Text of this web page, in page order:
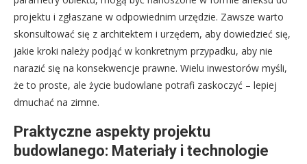
projektu i zgłaszane w odpowiednim urzędzie. Zawsze warto
skonsultować się z architektem i urzędem, aby dowiedzieć się,
jakie kroki należy podjąć w konkretnym przypadku, aby nie
narazić się na konsekwencje prawne. Wielu inwestorów myśli,
że to proste, ale życie budowlane potrafi zaskoczyć – lepiej
dmuchać na zimne.
Praktyczne aspekty projektu
budowlanego: Materiały i technologie